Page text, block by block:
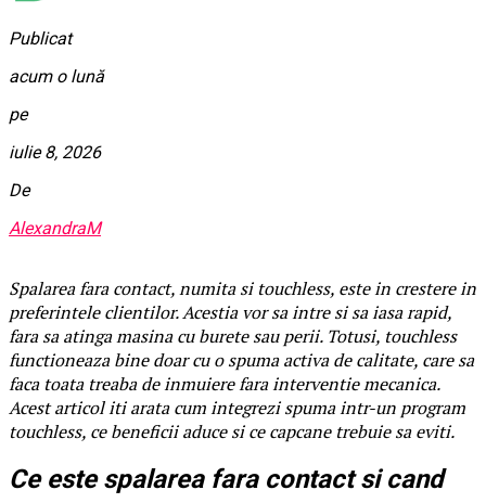
Publicat
acum o lună
pe
iulie 8, 2026
De
AlexandraM
Spalarea fara contact, numita si touchless, este in crestere in
preferintele clientilor. Acestia vor sa intre si sa iasa rapid,
fara sa atinga masina cu burete sau perii. Totusi, touchless
functioneaza bine doar cu o spuma activa de calitate, care sa
faca toata treaba de inmuiere fara interventie mecanica.
Acest articol iti arata cum integrezi spuma intr-un program
touchless, ce beneficii aduce si ce capcane trebuie sa eviti.
Ce este spalarea fara contact si cand